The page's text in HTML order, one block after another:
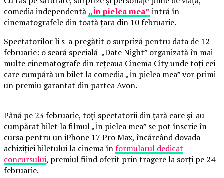
comedia independentă „În pielea mea” intră în
cinematografele din toată țara din 10 februarie.
Spectatorilor li s-a pregătit o surpriză pentru data de 12
februarie: o seară specială „Date Night” organizată în mai
multe cinematografe din rețeaua Cinema City unde toți cei
care cumpără un bilet la comedia „În pielea mea” vor primi
un premiu garantat din partea Avon.
Până pe 23 februarie, toți spectatorii din țară care și-au
cumpărat bilet la filmul „În pielea mea” se pot înscrie în
cursa pentru un iPhone 17 Pro Max, încărcând dovada
achiziției biletului la cinema înformularul dedicat
concursului, premiul fiind oferit prin tragere la sorți pe 24
februarie.